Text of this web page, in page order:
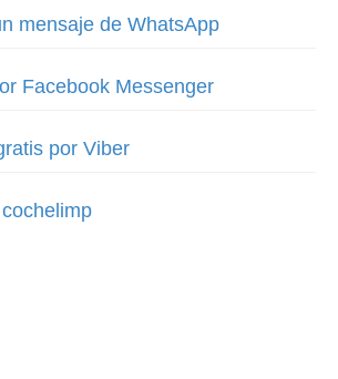
mensaje de WhatsApp
Facebook Messenger
por Viber
cochelimp